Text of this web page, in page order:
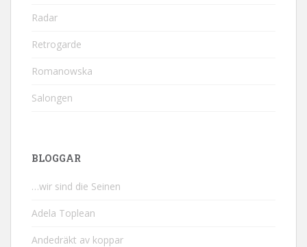
Radar
Retrogarde
Romanowska
Salongen
BLOGGAR
…wir sind die Seinen
Adela Toplean
Andedräkt av koppar